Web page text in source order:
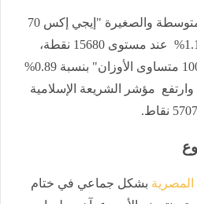
وصعد مؤشر الشركات المتوسطة والصغيرة "إيجي إكس 70
متساوي الأوزان" بنسبة 1.15% عند مستوى 15680 نقطة،
وقفز مؤشر "إيجى إكس 100 متساوى الأوزان" بنسبة 0.89%
21330 نقطة، وارتفع مؤشر الشريعة الإسلامية
المصرية بشكل جماعي في ختام